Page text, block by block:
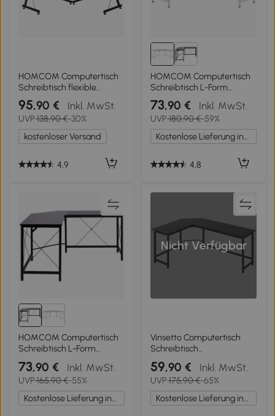
HOMCOM Computertisch
Schreibtisch flexible
Arbeitsstation MDF Stahl
Schwarz 210 x 50 x 73,5
cm
95,90 € Inkl. MwSt.
UVP138,90 €-30%
kostenloser Versand
4,9
HOMCOM Computertisch
Schreibtisch L-Form
Arbeitstisch Bürotisch
Eckschreibtisch
Winkelschreibtisch MDF
Natur 150 x 150 x 76 cm
73,90 € Inkl. MwSt.
UVP180,90 €-59%
Kostenlose Lieferung innerhalb Deutschlands
4,8
HOMCOM Computertisch
Schreibtisch L-Form
Eckschreibtisch
Winkelschreibtisch MDF
Schwarz 150 x 150 x 76 cm
73,90 € Inkl. MwSt.
UVP165,90 €-55%
Kostenlose Lieferung innerhalb Deutschlands
Nicht Verfügbar
Vinsetto Computertisch
Schreibtisch
Eckschreibtisch
höhenverstellbar Metall
Schwarz 168 x 120 x 75 cm
59,90 € Inkl. MwSt.
UVP175,90 €-65%
Kostenlose Lieferung innerhalb Deutschlands